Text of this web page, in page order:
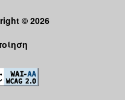
© 2026